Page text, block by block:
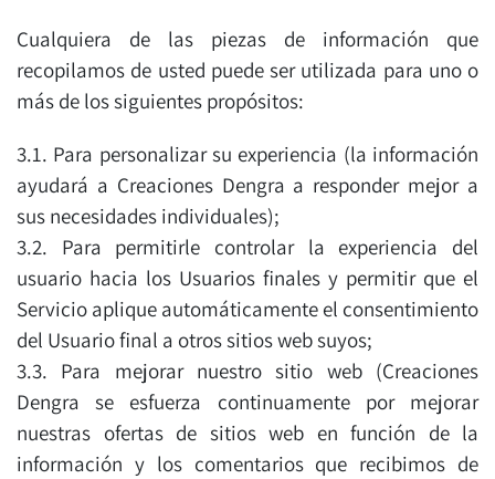
Cualquiera de las piezas de información que
recopilamos de usted puede ser utilizada para uno o
más de los siguientes propósitos:
3.1. Para personalizar su experiencia (la información
ayudará a Creaciones Dengra a responder mejor a
sus necesidades individuales);
3.2. Para permitirle controlar la experiencia del
usuario hacia los Usuarios finales y permitir que el
Servicio aplique automáticamente el consentimiento
del Usuario final a otros sitios web suyos;
3.3. Para mejorar nuestro sitio web (Creaciones
Dengra se esfuerza continuamente por mejorar
nuestras ofertas de sitios web en función de la
información y los comentarios que recibimos de